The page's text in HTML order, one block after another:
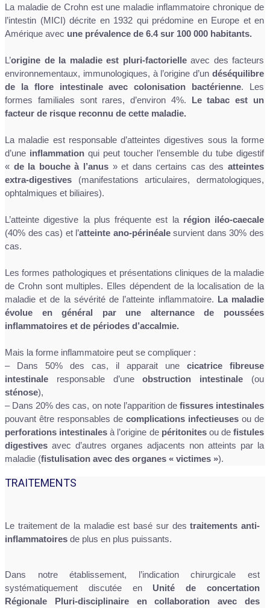
La maladie de Crohn est une maladie inflammatoire chronique de
l’intestin (MICI) décrite en 1932 qui prédomine en Europe et en
Amérique avec une prévalence de 6.4 sur 100 000 habitants.
L’origine de la maladie est pluri-factorielleavec des facteurs
environnementaux, immunologiques, à l’origine d’un déséquilibre
de la flore intestinale avec colonisation bactérienne. Les
formes familiales sont rares, d’environ 4%. Le tabac est un
facteur de risque reconnu de cette maladie.
La maladie est responsable d’atteintes digestives sous la forme
d’une inflammation qui peut toucher l’ensemble du tube digestif
« de la bouche à l’anus» et dans certains cas desatteintes
extra-digestives (manifestations articulaires, dermatologiques,
ophtalmiques et biliaires).
L’atteinte digestive la plus fréquente est la région iléo-caecale
(40% des cas) et l’atteinte ano-périnéalesurvient dans 30% des
cas.
Les formes pathologiques et présentations cliniques de la maladie
de Crohn sont multiples. Elles dépendent de la localisation de la
maladie et de la sévérité de l’atteinte inflammatoire. La maladie
évolue en général par une alternance de poussées
inflammatoires et de périodes d’accalmie.
Mais la forme inflammatoire peut se compliquer :
– Dans 50% des cas, il apparait une cicatrice fibreuse
intestinale responsable d’uneobstruction intestinale (ou
sténose),
– Dans 20% des cas, on note l’apparition de fissures intestinales
pouvant être responsables de complications infectieuses ou de
perforations intestinales à l’origine de péritonitesou de fistules
digestives avec d’autres organes adjacents non atteints par la
maladie (fistulisation avec des organes « victimes »).
TRAITEMENTS
Le traitement de la maladie est basé sur destraitements anti-
inflammatoires de plus en plus puissants.
Dans notre établissement, l’indication chirurgicale est
systématiquement discutée en Unité de concertation
Régionale Pluri-disciplinaire en collaboration avec des